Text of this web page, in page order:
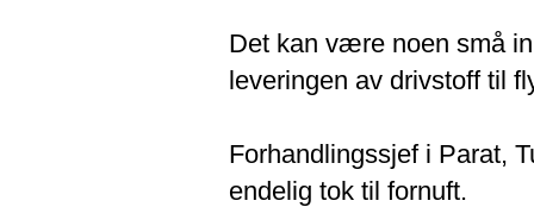
Det kan være noen små
leveringen av drivstoff til
Forhandlingssjef i Parat,
endelig tok til fornuft.